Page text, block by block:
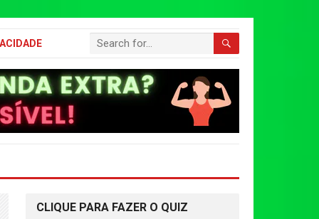
CLIQUE PARA FAZER O QUIZ